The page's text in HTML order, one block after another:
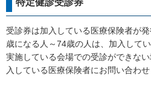
特定健診受診券
受診券は加入している医療保険者が
歳になる人～74歳の人は、加入して
実施している会場での受診ができな
入している医療保険者にお問い合わせ